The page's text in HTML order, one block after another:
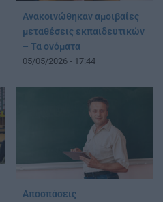
Ανακοινώθηκαν αμοιβαίες
μεταθέσεις εκπαιδευτικών
– Τα ονόματα
05/05/2026 - 17:44
Αποσπάσεις